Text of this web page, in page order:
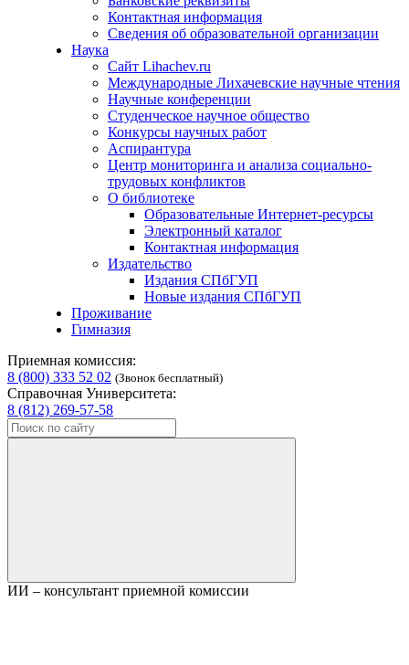
Контактная информация
Сведения об образовательной организации
Наука
Сайт Lihachev.ru
Международные Лихачевские научные чтения
Научные конференции
Студенческое научное общество
Конкурсы научных работ
Аспирантура
Центр мониторинга и анализа социально-
трудовых конфликтов
О библиотеке
Образовательные Интернет-ресурсы
Электронный каталог
Контактная информация
Издательство
Издания СПбГУП
Новые издания СПбГУП
Проживание
Гимназия
Приемная комиссия:
8 (800) 333 52 02 (Звонок бесплатный)
Справочная Университета:
8 (812) 269-57-58
ИИ – консультант приемной комиссии